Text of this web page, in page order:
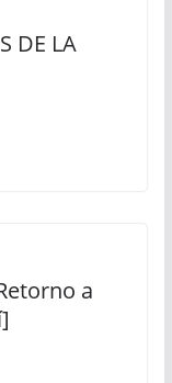
DE LA
a